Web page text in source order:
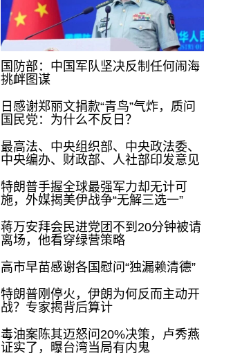
国防部：中国军队坚决反制任何闹海
挑衅图谋
日感谢郑丽文捐款“青鸟”气炸，质问
国民党：为什么不反日？
最高法、中央组织部、中央政法委、
中央编办、财政部、人社部印发意见
特朗普手握全球最强军力却无计可
施，外媒揭美伊战争“无解三选一”
蒋万安拜会民进党团不到20分钟被请
离场，他看穿绿营策略
高市早苗感谢各国慰问“独漏赖清德”
特朗普刚停火，伊朗为何反而主动开
战？专家揭背后算计
毒油案陈其迈怒问20%决策，卢秀燕
证实了，曝台湾当局有内鬼